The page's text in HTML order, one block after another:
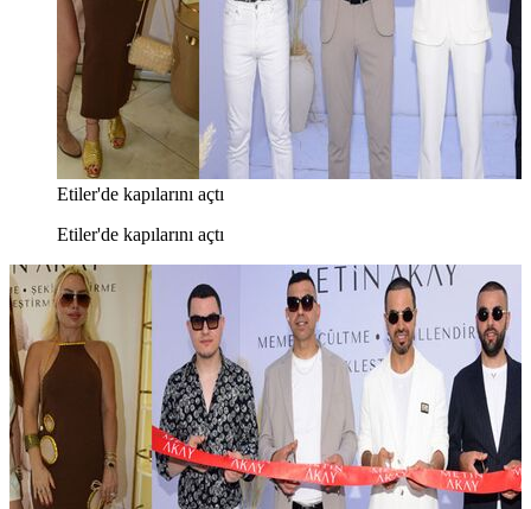
Etiler'de kapılarını açtı
Etiler'de kapılarını açtı